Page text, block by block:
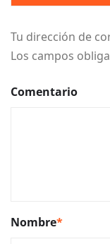
Tu dirección de
Los campos
Comentario
Nombre*